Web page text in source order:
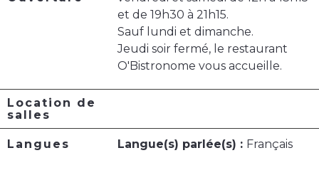
et de 19h30 à 21h15.
Sauf lundi et dimanche.
Jeudi soir fermé, le restaurant
O'Bistronome vous accueille.
Location de
salles
Langues Langue(s) parlée(s) : Français